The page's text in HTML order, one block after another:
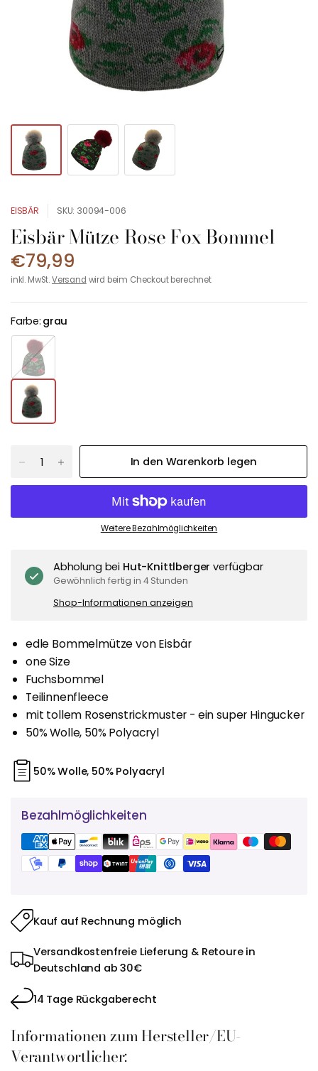
EISBÄR SKU: 30094-006
Eisbär Mütze Rose Fox Bommel
€79,99
inkl. MwSt.Versand wird beim Checkout berechnet
Farbe: grau
u
In den Warenkorb legen
Weitere Bezahlmöglichkeiten
Abholung bei Hut-Knittlberger verfügbar
Gewöhnlich fertig in 4 Stunden
Shop-Informationen anzeigen
edle Bommelmütze von Eisbär
one Size
Fuchsbommel
Teilinnenfleece
mit tollem Rosenstrickmuster - ein super Hingucker
50% Wolle, 50% Polyacryl
50% Wolle, 50% Polyacryl
Bezahlmöglichkeiten
Kauf auf Rechnung möglich
Versandkostenfreie Lieferung & Retoure in
Deutschland ab 30€
14 Tage Rückgaberecht
Informationen zum Hersteller/EU-
Verantwortlicher: